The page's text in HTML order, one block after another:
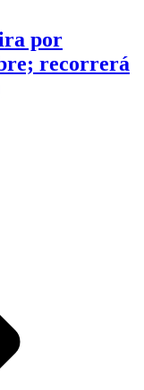
por
recorrerá